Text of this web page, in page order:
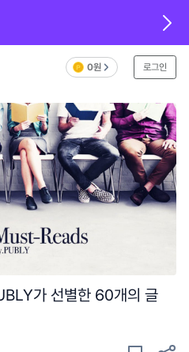
0원 로그인
가 선별한 60개의 글